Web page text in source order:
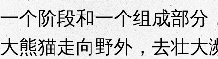
一个阶段和一个组成部
大熊猫走向野外，去壮